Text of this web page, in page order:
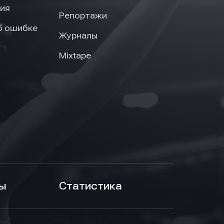
ошибке
Репортажи
Журналы
Mixtape
Статистика